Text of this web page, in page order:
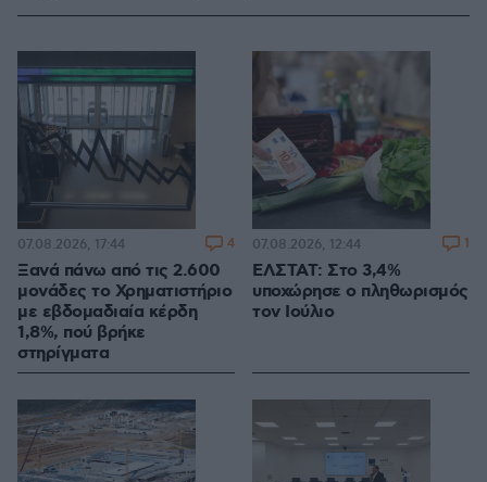
Ξανά πάνω από τις 2.600
μονάδες το Χρηματιστήριο
με εβδομαδιαία κέρδη
1,8%, πού βρήκε
στηρίγματα
07.08.2026, 17:44 4
ΕΛΣΤΑΤ: Στο 3,4%
υποχώρησε ο πληθωρισμός
τον Ιούλιο
07.08.2026, 12:44 1